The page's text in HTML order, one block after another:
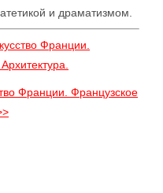
и драматизмом.
Франции.
Франции. Французское